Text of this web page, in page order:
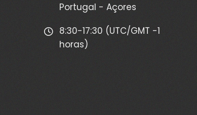
Portugal - Açores
8:30-17:30 (UTC/GMT -1
horas)